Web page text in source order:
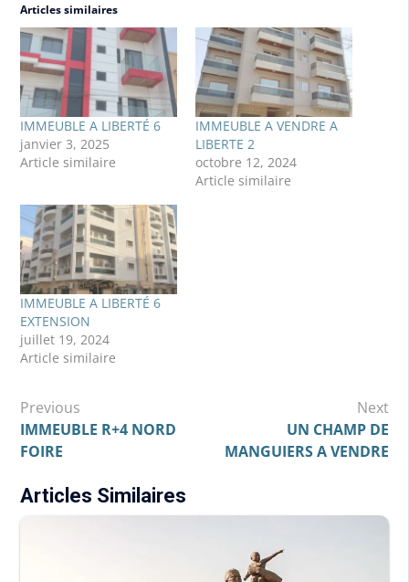
Articles similaires
IMMEUBLE A LIBERTÉ 6
janvier 3, 2025
Article similaire
IMMEUBLE A VENDRE A
LIBERTE 2
octobre 12, 2024
Article similaire
IMMEUBLE A LIBERTÉ 6
EXTENSION
juillet 19, 2024
Article similaire
Navigation
de
l’article
Previous
IMMEUBLE R+4 NORD
FOIRE
Next
UN CHAMP DE
MANGUIERS A VENDRE
Articles Similaires